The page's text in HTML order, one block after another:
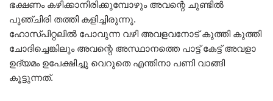
ഭക്ഷണം കഴിക്കാനിരിക്കുമ്പോഴും അവന്റെ ചുണ്ടിൽ
പുഞ്ചിരി തത്തി കളിച്ചിരുന്നു.
ഹോസ്പിറ്റലിൽ പോവുന്ന വഴി അവളവനോട് കുത്തി കുത്തി
ചോദിച്ചെങ്കിലും അവന്റെ അസ്ഥാനത്തെ പാട്ട് കേട്ട് അവളാ
ഉദ്യമം ഉപേക്ഷിച്ചു വെറുതെ എന്തിനാ പണി വാങ്ങി
കൂട്ടുന്നത്.